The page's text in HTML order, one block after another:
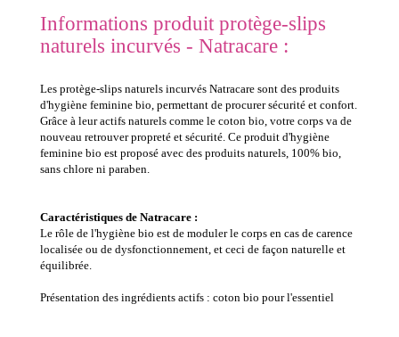
Informations produit protège-slips
naturels incurvés - Natracare :
Les protège-slips naturels incurvés Natracare sont des produits
d'hygiène feminine bio, permettant de procurer sécurité et confort.
Grâce à leur actifs naturels comme le coton bio, votre corps va de
nouveau retrouver propreté et sécurité. Ce produit d'hygiène
feminine bio est proposé avec des produits naturels, 100% bio,
sans chlore ni paraben.
Caractéristiques de Natracare :
Le rôle de l'hygiène bio est de moduler le corps en cas de carence
localisée ou de dysfonctionnement, et ceci de façon naturelle et
équilibrée.
Présentation des ingrédients actifs : coton bio pour l'essentiel